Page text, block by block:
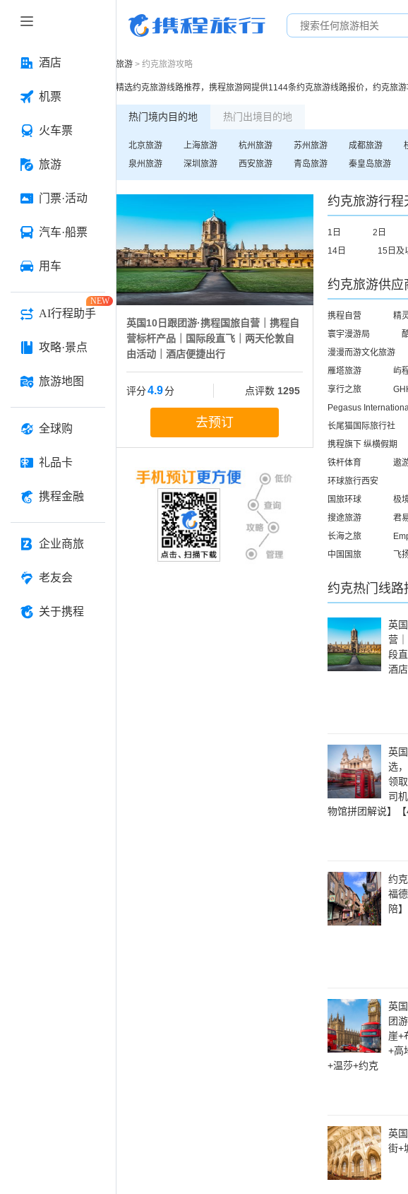
酒店
机票
火车票
旅游
门票·活动
汽车·船票
用车
AI行程助手
NEW
攻略·景点
旅游地图
全球购
礼品卡
携程金融
企业商旅
老友会
关于携程
旅游 > 约克旅游攻略
精选约克旅游线路推荐，携程旅游网提供1144条约克旅游线路报价， 约克旅游
热门境内目的地 热门出境目的地
北京旅游 上海旅游 杭州旅游 苏州旅游 成都旅游
泉州旅游 深圳 旅游 西安旅游 青岛旅游 秦皇岛旅游
英国10日跟团游·携程国旅自营｜携程自
营标杆产品｜国际段直飞｜两天伦敦自
由活动｜酒店便捷出行
评分4.9分 点评数 1295
去预订
约克旅游行程
1日 2日
14日
15日及
约克旅游供应
携程自营 精
寰宇漫游局
漫漫而游文化旅游
雁塔旅游
屿
享行之旅
Pegasus
长尾猫国际旅行社
携程旗下 纵横假期
铁杆体育
遨
环球旅行西安
国旅环球
极
搜途旅游
君
长海之旅
中国国旅
飞
约克热门线路
英
营
段
酒
英
选
领
司
物馆拼团解说】【
约
福
陪】
英
团
崖+
+高
+温莎+约克
英
街+